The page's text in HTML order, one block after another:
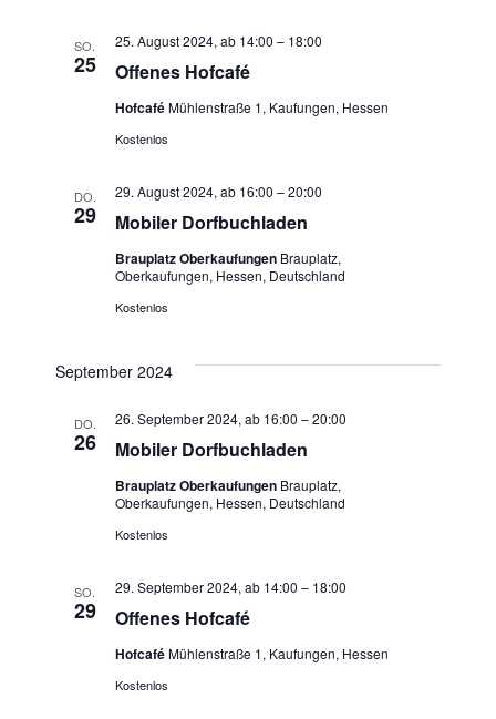
SO.
25 Offenes Hofcafé
25. August 2024, ab 14:00 – 18:00
HofcaféMühlenstraße 1, Kaufungen, Hessen
Kostenlos
DO.
29 Mobiler Dorfbuchladen
29. August 2024, ab 16:00 –20:00
Brauplatz Oberkaufungen Brauplatz,
Oberkaufungen, Hessen, Deutschland
Kostenlos
September 2024
DO.
26 Mobiler Dorfbuchladen
26. September 2024, ab 16:00 –20:00
Brauplatz Oberkaufungen Brauplatz,
Oberkaufungen, Hessen, Deutschland
Kostenlos
SO.
29 Offenes Hofcafé
29. September 2024, ab 14:00 – 18:00
HofcaféMühlenstraße 1, Kaufungen, Hessen
Kostenlos